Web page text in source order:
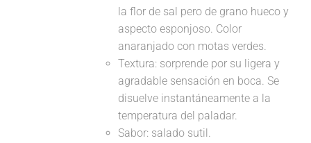
la flor de sal pero de grano hueco y
aspecto esponjoso. Color
anaranjado con motas verdes.
Textura: sorprende por su ligera y
agradable sensación en boca. Se
disuelve instantáneamente a la
temperatura del paladar.
Sabor: salado sutil.